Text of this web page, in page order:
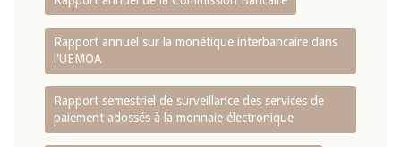
Rapport annuel sur la monétique interbancaire dans
l'UEMOA
Rapport semestriel de surveillance des services de
paiement adossés à la monnaie électronique